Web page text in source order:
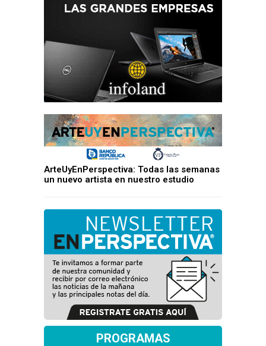
ArteUyEnPerspectiva: Todas las semanas
un nuevo artista en nuestro estudio
PROGRAMAS